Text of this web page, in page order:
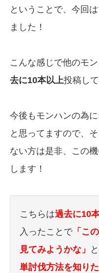
ということで、今回
ました！
こんな感じで他のモ
去に10本以上投稿して
今後もモンハンの為
と思ってますので、
ない方は是非、この
します！
こちらは過去に10
入ったことで「こ
見てみようかな」
単討伐方法を知り